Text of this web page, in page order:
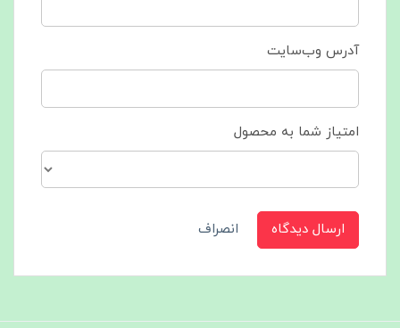
آدرس وب‌سایت
امتیاز شما به محصول
ارسال دیدگاه انصراف